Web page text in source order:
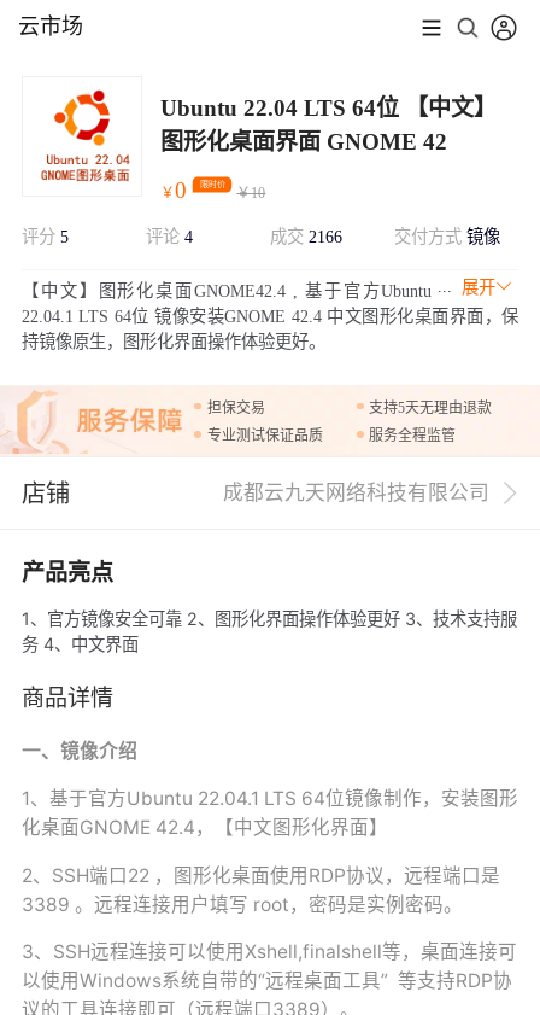
云市场
Ubuntu 22.04 LTS 64位 【中文】
图形化桌面界面 GNOME 42
￥0 限时价
￥10
评分 5 评论 4 成交 2166 交付方式镜像
展开
【中文】图形化桌面GNOME42.4 , 基于官方Ubuntu
22.04.1 LTS 64位 镜像安装GNOME 42.4 中文图形化桌面界面，保
持镜像原生，图形化界面操作体验更好。
担保交易
支持5天无理由退款
专业测试保证品质
服务全程监管
店铺 成都云九天网络科技有限公司
产品亮点
1、官方镜像安全可靠 2、图形化界面操作体验更好 3、技术支持服
务 4、中文界面
商品详情
一、镜像介绍
1、基于官方Ubuntu 22.04.1 LTS 64位镜像制作，安装图形
化桌面GNOME 42.4，【中文图形化界面】
2、SSH端口22 ，图形化桌面使用RDP协议，远程端口是
3389 。远程连接用户填写 root，密码是实例密码。
3、SSH远程连接可以使用Xshell,finalshell等，桌面连接可
以使用Windows系统自带的“远程桌面工具” 等支持RDP协
议的工具连接即可（远程端口3389）。